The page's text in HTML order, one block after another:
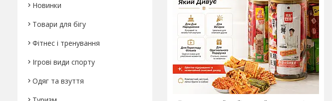
Новинки
Товари для бігу
Фітнес і тренування
Ігрові види спорту
Одяг та взуття